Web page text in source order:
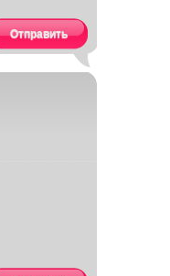
Отправить